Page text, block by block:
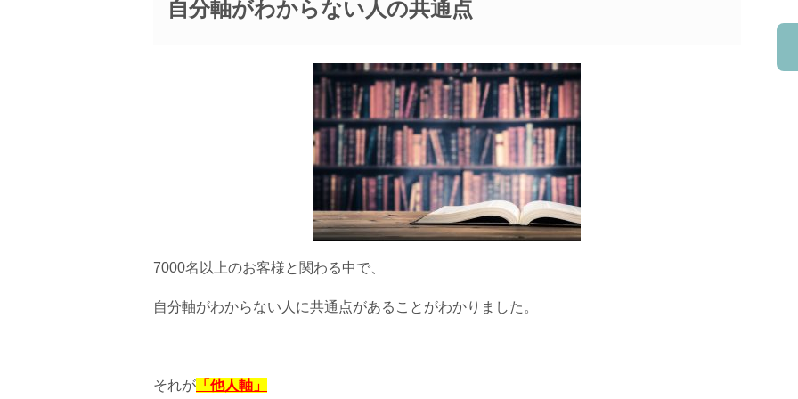
自分軸がわからない人の共通点
7000名以上のお客様と関わる中で、
自分軸がわからない人に共通点があることがわかりました。
それが 「他人軸」